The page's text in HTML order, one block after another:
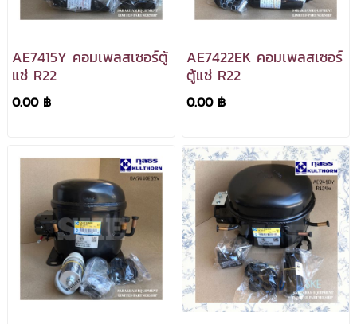
AE7415Y คอมเพลสเซอร์ตู้
แช่ R22
0.00 ฿
AE7422EK คอมเพลสเซอร์
ตู้แช่ R22
0.00 ฿